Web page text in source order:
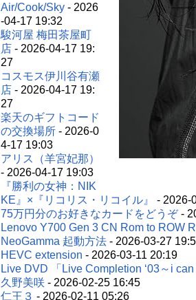
Air/Cook/Sky - 2026
-04-17 19:32
駿河屋 梅田茶屋町
店 - 2026-04-17 19:
27
コスモス伊川谷有瀬
店 - 2026-04-17 19:
27
楽天のギフトコード
の交換場所 - 2026-0
4-17 19:03
アリス（羊宮妃那）
- 2026-04-17 19:03
『勝利の女神：NIK
KE』×『リコリス・リコイル』
- 2026-
75万円分のお好きなカードをどうぞ-
Lenovo Y700 Gen 3 CN Rom to ROW
NeoGamma 起動方法 - 2026-03-27
HEVC extension - 2026-03-11 20:19
Live DVD 「Live Completion ‘03～i can
久野美咲 - 2026-02-25 16:45
仁王３ - 2026-02-11 05:26